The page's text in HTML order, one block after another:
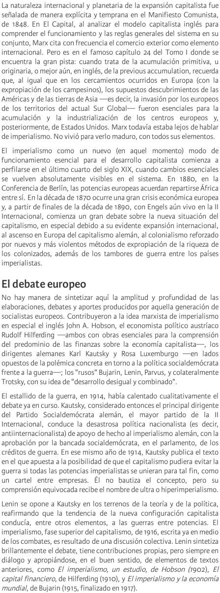
La naturaleza internacional y planetaria de la expansión capitalista fue
señalada de manera explícita y temprana en el Manifiesto Comunista,
de 1848. En El Capital, al analizar el modelo capitalista inglés para
comprender el funcionamiento y las reglas generales del sistema en su
conjunto, Marx cita con frecuencia el comercio exterior como elemento
internacional. Pero es en el famoso capítulo 24 del Tomo I donde se
encuentra la gran pista: cuando trata de la acumulación primitiva, u
originaria, o mejor aún, en inglés, de la previous accumulation, recuerda
que, al igual que en los cercamientos ocurridos en Europa (con la
expropiación de los campesinos), los supuestos descubrimientos de las
Américas y de las tierras de Asia —es decir, la invasión por los europeos
de los territorios del actual Sur Global— fueron esenciales para la
acumulación y la industrialización de los centros europeos y,
posteriormente, de Estados Unidos. Marx todavía estaba lejos de hablar
de imperialismo. No vivió para verlo maduro, con todos sus elementos.
El imperialismo como un nuevo (en aquel momento) modo de
funcionamiento esencial para el desarrollo capitalista comienza a
perfilarse en el último cuarto del siglo XIX, cuando cambios esenciales
se vuelven absolutamente visibles en el sistema. En 1880, en la
Conferencia de Berlín, las potencias europeas acuerdan repartirse África
entre sí. En la década de 1870 ocurre una gran crisis económica europea
y, a partir de finales de la década de 1890, con Engels aún vivo en la II
Internacional, comienza un gran debate sobre la nueva situación del
capitalismo, en especial debido a su evidente expansión internacional,
al ascenso en Europa del capitalismo alemán, al colonialismo reforzado
por nuevos y más violentos métodos de expropiación de la riqueza de
los colonizados, además de los tambores de guerra entre los países
imperialistas.
El debate europeo
No hay manera de sintetizar aquí la amplitud y profundidad de las
elaboraciones, debates y aportes producidos por aquella generación de
socialistas europeos. Contribuyeron a la idea marxista de imperialismo
en especial el inglés John A. Hobson, el economista político austríaco
Rudolf Hilferding —ambos con obras esenciales para la comprensión
del predominio de las finanzas sobre la economía capitalista—, los
dirigentes alemanes Karl Kautsky y Rosa Luxemburgo —en lados
opuestos de la polémica concreta en torno a la política socialdemócrata
frente a la guerra—; los "rusos" Bujarin, Lenin, Parvus, y colateralmente
Trotsky, con su idea de "desarrollo desigual y combinado".
El estallido de la guerra, en 1914, había calentado cualitativamente el
debate ya en curso. Kautsky, considerado entonces el principal dirigente
del Partido Socialdemócrata alemán, el mayor partido de la II
Internacional, conduce la desastrosa política nacionalista (es decir,
antiinternacionalista) de apoyo de hecho al imperialismo alemán, con la
aprobación por la bancada socialdemócrata, en el parlamento, de los
créditos de guerra. En ese mismo año de 1914, Kautsky publica el texto
en el que apuesta a la posibilidad de que el capitalismo pudiera evitar la
guerra si todas las potencias imperialistas se unieran para tal fin, como
un cartel entre empresas. Él no bautiza el concepto, pero su
comprensión equivocada recibe el nombre de ultra o hiperimperialismo.
Lenin se opone a Kautsky en los terrenos de la teoría y de la política,
reafirmando que la tendencia de la nueva configuración capitalista
conducía, entre otros elementos, a las guerras entre potencias. El
imperialismo, fase superior del capitalismo, de 1916, escrita ya en medio
de los combates, es resultado de una discusión colectiva. Lenin sintetiza
brillantemente el debate, tiene contribuciones propias, pero siempre en
diálogo y apropiándose, en el buen sentido, de elementos de textos
anteriores, como El imperialismo, un estudio, de Hobson (1902), El
capital financiero, de Hilferding (1910), y El imperialismo y la economía
mundial, de Bujarin (1915, finalizado en 1917).